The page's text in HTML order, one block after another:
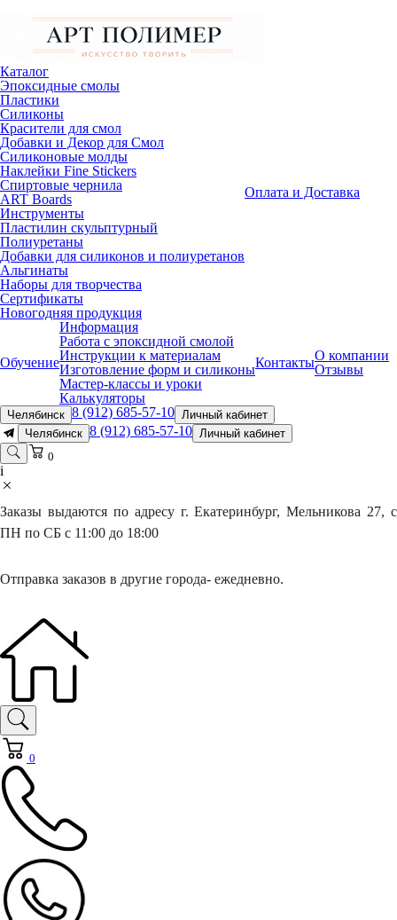
Каталог
Эпоксидные смолы
Пластики
Силиконы
Красители для смол
Добавки и Декор для Смол
Силиконовые молды
Наклейки Fine Stickers
Спиртовые чернила
ART Boards
Инструменты
Пластилин скульптурный
Полиуретаны
Добавки для силиконов и полиуретанов
Альгинаты
Наборы для творчества
Сертификаты
Новогодняя продукция
Оплата и Доставка
Обучение
Информация
Работа с эпоксидной смолой
Инструкции к материалам
Изготовление форм и силиконы
Мастер-классы и уроки
Калькуляторы
КонтактыО компании
Отзывы
Челябинск 8 (912) 685-57-10 Личный кабинет
Челябинск 8 (912) 685-57-10 Личный кабинет
0
i
Заказы выдаются по адресу г. Екатеринбург, Мельникова 27, с
ПН по СБ с 11:00 до 18:00
Отправка заказов в другие города- ежедневно.
0